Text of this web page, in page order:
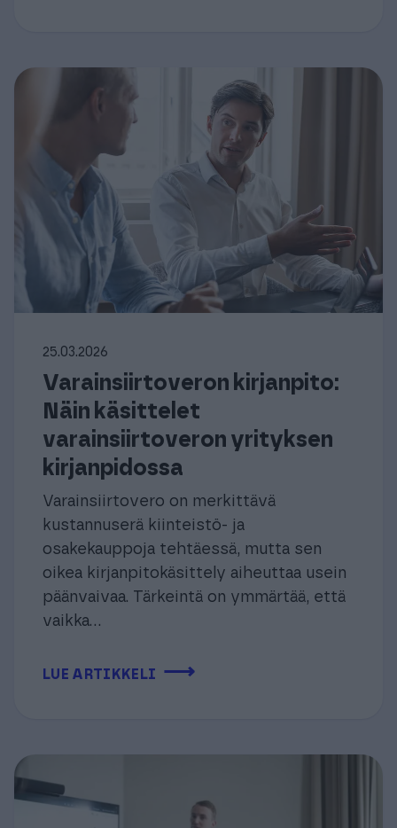
25.03.2026
Varainsiirtoveron kirjanpito:
Näin käsittelet
varainsiirtoveron yrityksen
kirjanpidossa
Varainsiirtovero on merkittävä
kustannuserä kiinteistö- ja
osakekauppoja tehtäessä, mutta sen
oikea kirjanpitokäsittely aiheuttaa usein
päänvaivaa. Tärkeintä on ymmärtää, että
vaikka...
LUE ARTIKKELI ⟶